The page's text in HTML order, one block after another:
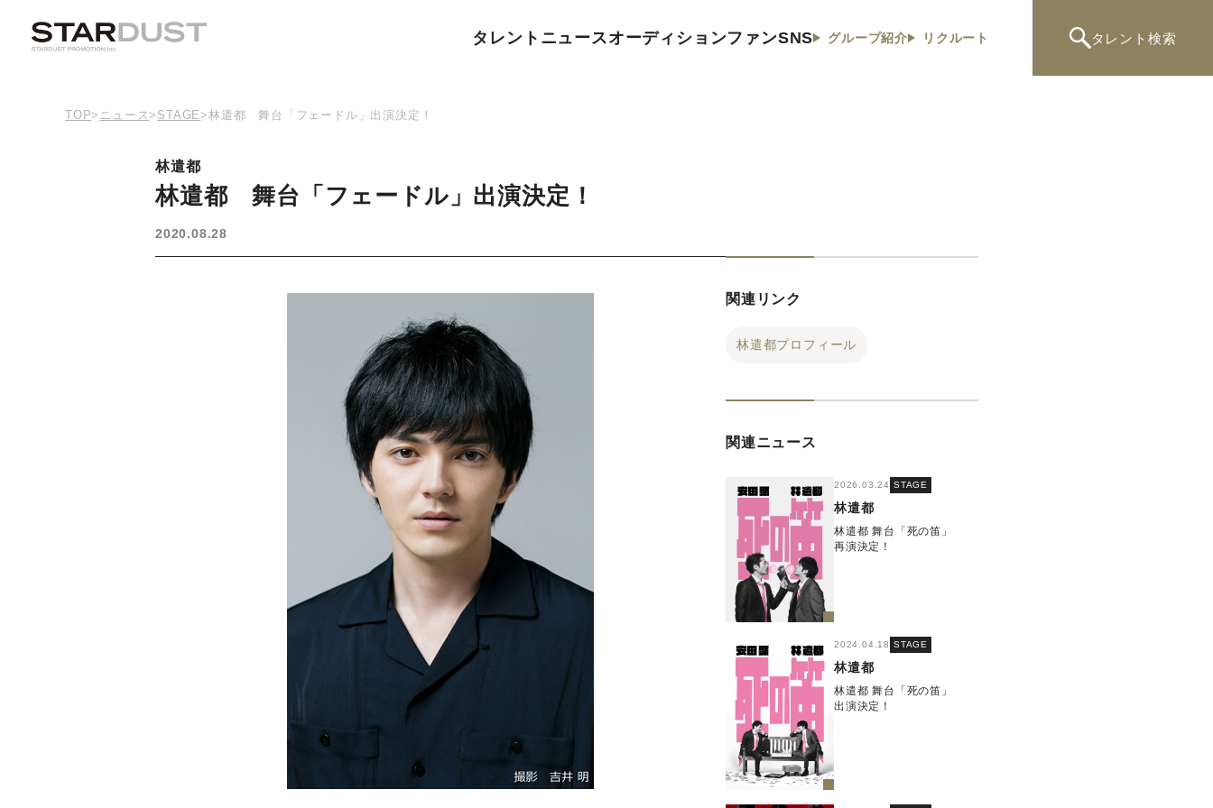
タレント ニュースオーディションファンSNS グループ紹介 リクルート タレント 検索
TOP> ニュース> STAGE>林遣都 舞台「フェードル」出演決定！
林遣都
林遣都 舞台「フェードル」出演決定！
2020.08.28
関連リンク
林遣都プロフィール
関連ニュース
2026.03.24 STAGE
林遣都
林遣都 舞台「死の笛」
再演決定！
2024.04.18 STAGE
林遣都
林遣都 舞台「死の笛」
出演決定！